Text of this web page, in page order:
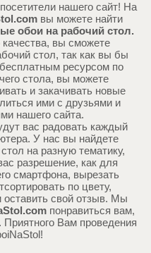
нашего сайт! На
вы можете найти
обои на рабочий стол.
вы сможете
стол, так как вы бы
ресурсом по
стола, вы можете
и закачивать новые
ими с друзьями и
нашего сайта.
вас радовать каждый
У нас вы найдете
на разную тематику,
разрешение, как для
смартфона, вырезать
по цвету,
оставить свой отзыв. Мы
понравиться вам,
Вам проведения